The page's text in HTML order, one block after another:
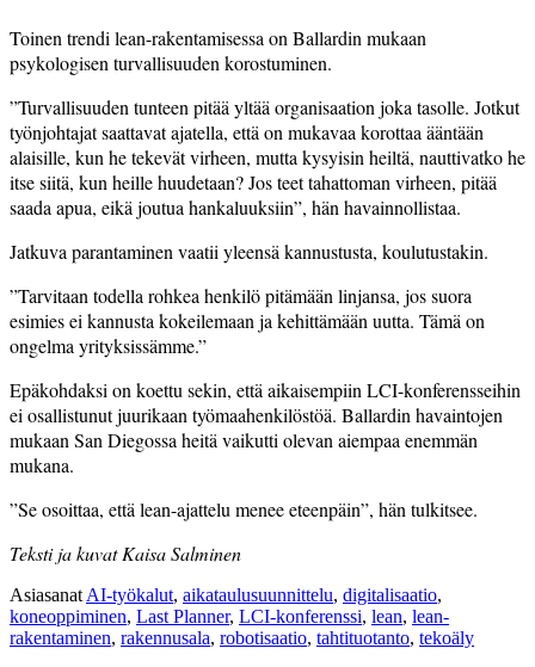
Toinen trendi lean-rakentamisessa on Ballardin mukaan
psykologisen turvallisuuden korostuminen.
”Turvallisuuden tunteen pitää yltää organisaation joka tasolle. Jotkut
työnjohtajat saattavat ajatella, että on mukavaa korottaa ääntään
alaisille, kun he tekevät virheen, mutta kysyisin heiltä, nauttivatko he
itse siitä, kun heille huudetaan? Jos teet tahattoman virheen, pitää
saada apua, eikä joutua hankaluuksiin”, hän havainnollistaa.
Jatkuva parantaminen vaatii yleensä kannustusta, koulutustakin.
”Tarvitaan todella rohkea henkilö pitämään linjansa, jos suora
esimies ei kannusta kokeilemaan ja kehittämään uutta. Tämä on
ongelma yrityksissämme.”
Epäkohdaksi on koettu sekin, että aikaisempiin LCI-konferensseihin
ei osallistunut juurikaan työmaahenkilöstöä. Ballardin havaintojen
mukaan San Diegossa heitä vaikutti olevan aiempaa enemmän
mukana.
”Se osoittaa, että lean-ajattelu menee eteenpäin”, hän tulkitsee.
Teksti ja kuvat Kaisa Salminen
Asiasanat AI-työkalut, aikataulusuunnittelu, digitalisaatio,
koneoppiminen, Last Planner, LCI-konferenssi, lean, lean-
rakentaminen, rakennusala, robotisaatio, tahtituotanto, tekoäly